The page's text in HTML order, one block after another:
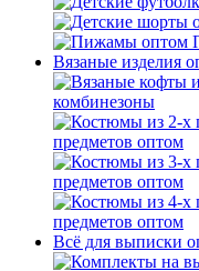
Вязаные изделия
комбинезоны
предметов оптом
предметов оптом
предметов оптом
Всё для выписки